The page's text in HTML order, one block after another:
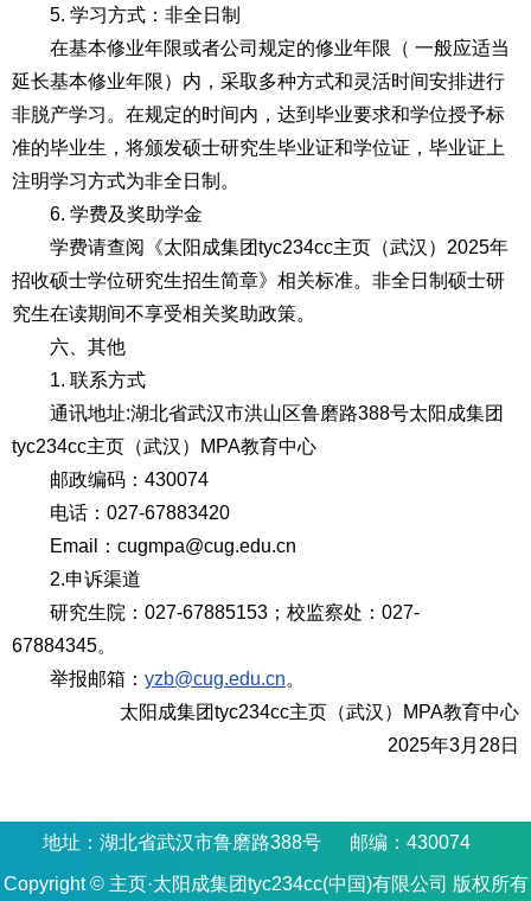
5. 学习方式：非全日制
在基本修业年限或者公司规定的修业年限（ 一般应适当
延长基本修业年限）内，采取多种方式和灵活时间安排进行
非脱产学习。在规定的时间内，达到毕业要求和学位授予标
准的毕业生，将颁发硕士研究生毕业证和学位证，毕业证上
注明学习方式为非全日制。
6. 学费及奖助学金
学费请查阅《太阳成集团tyc234cc主页（武汉）2025年
招收硕士学位研究生招生简章》相关标准。非全日制硕士研
究生在读期间不享受相关奖助政策。
六、其他
1. 联系方式
通讯地址:湖北省武汉市洪山区鲁磨路388号太阳成集团
tyc234cc主页（武汉）MPA教育中心
邮政编码：430074
电话：027-67883420
Email：cugmpa@cug.edu.cn
2.申诉渠道
研究生院：027-67885153；校监察处：027-
67884345。
举报邮箱： yzb@cug.edu.cn。
太阳成集团tyc234cc主页（武汉）MPA教育中心
2025年3月28日
地址：湖北省武汉市鲁磨路388号 邮编：430074
Copyright © 主页·太阳成集团tyc234cc(中国)有限公司 版权所有